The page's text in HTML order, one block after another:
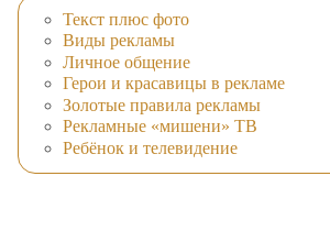
Текст плюс фото
Виды рекламы
Личное общение
Герои и красавицы в рекламе
Золотые правила рекламы
Рекламные «мишени» ТВ
Ребёнок и телевидение